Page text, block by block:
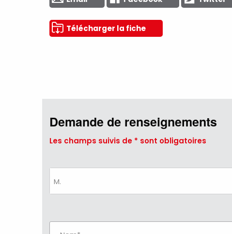
Télécharger la fiche
Les champs suivis de * sont obligatoires
M.